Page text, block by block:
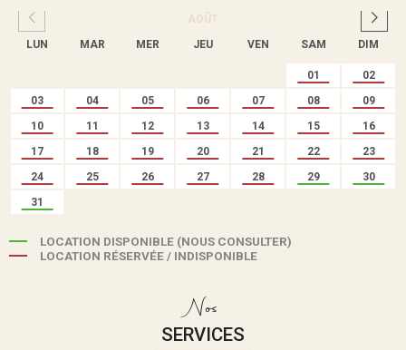
LUN
MAR MER JEU VEN SAM DIM
01
02
03
04 05 06 07 08
09
10
11 12 13 14 15
16
17
18 19 20 21 22
23
24
25 26 27 28 29
30
31
LOCATION DISPONIBLE (NOUS CONSULTER)
LOCATION RÉSERVÉE / INDISPONIBLE
Nos
SERVICES